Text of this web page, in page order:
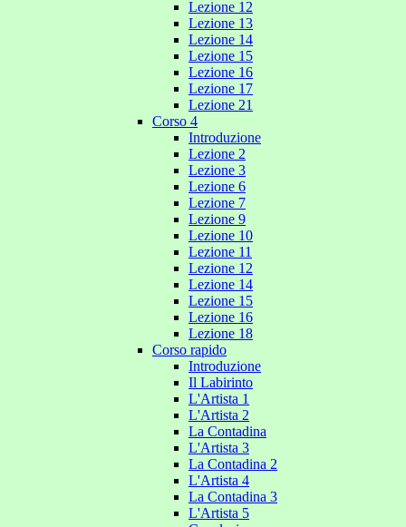
Lezione 12
Lezione 13
Lezione 14
Lezione 15
Lezione 16
Lezione 17
Lezione 21
Corso 4
Introduzione
Lezione 2
Lezione 3
Lezione 6
Lezione 7
Lezione 9
Lezione 10
Lezione 11
Lezione 12
Lezione 14
Lezione 15
Lezione 16
Lezione 18
Corso rapido
Introduzione
Il Labirinto
L'Artista 1
L'Artista 2
La Contadina
L'Artista 3
La Contadina 2
L'Artista 4
La Contadina 3
L'Artista 5